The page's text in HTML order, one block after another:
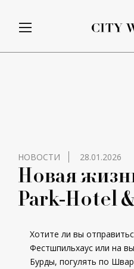
НОВОСТИ 28.01.2026
Новая
Park-Hotel
Хотите ли вы
Фестшпильхаус или на
Бурды, погулять по